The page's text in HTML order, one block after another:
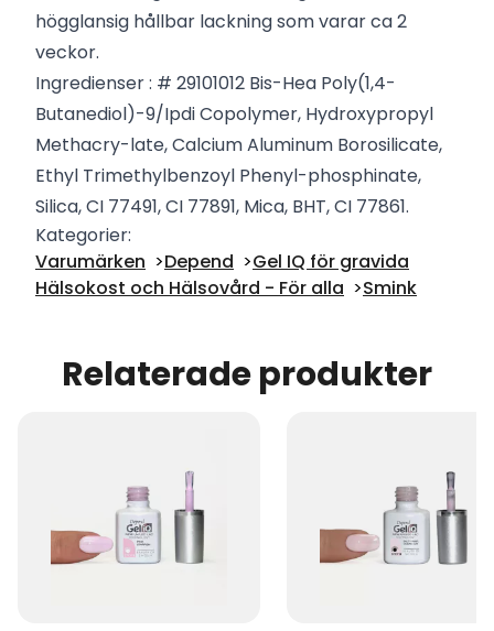
högglansig hållbar lackning som varar ca 2
veckor.
Ingredienser : # 29101012 Bis-Hea Poly(1,4-
Butanediol)-9/Ipdi Copolymer, Hydroxypropyl
Methacry-late, Calcium Aluminum Borosilicate,
Ethyl Trimethylbenzoyl Phenyl-phosphinate,
Silica, CI 77491, CI 77891, Mica, BHT, CI 77861.
Kategorier:
Varumärken
Depend
Gel IQ för gravida
Hälsokost och Hälsovård - För alla
Smink
Relaterade produkter